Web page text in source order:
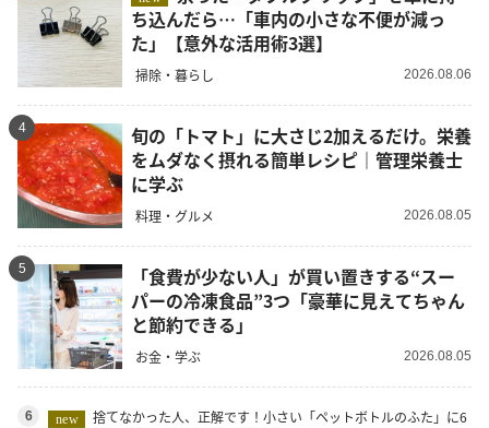
ち込んだら…「車内の小さな不便が減っ
た」【意外な活用術3選】
掃除・暮らし 2026.08.06
4
旬の「トマト」に大さじ2加えるだけ。栄養
をムダなく摂れる簡単レシピ｜管理栄養士
に学ぶ
料理・グルメ 2026.08.05
5
「食費が少ない人」が買い置きする“スー
パーの冷凍食品”3つ「豪華に見えてちゃん
と節約できる」
お金・学ぶ 2026.08.05
6 new
捨てなかった人、正解です！小さい「ペットボトルのふた」に6